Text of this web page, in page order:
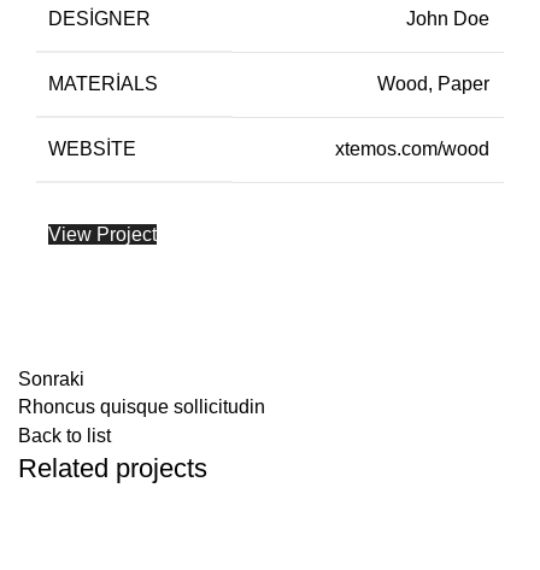
DESIGNER John Doe
MATERIALS Wood, Paper
WEBSITE xtemos.com/wood
View Project
Sonraki
Rhoncus quisque sollicitudin
Back to list
Related projects